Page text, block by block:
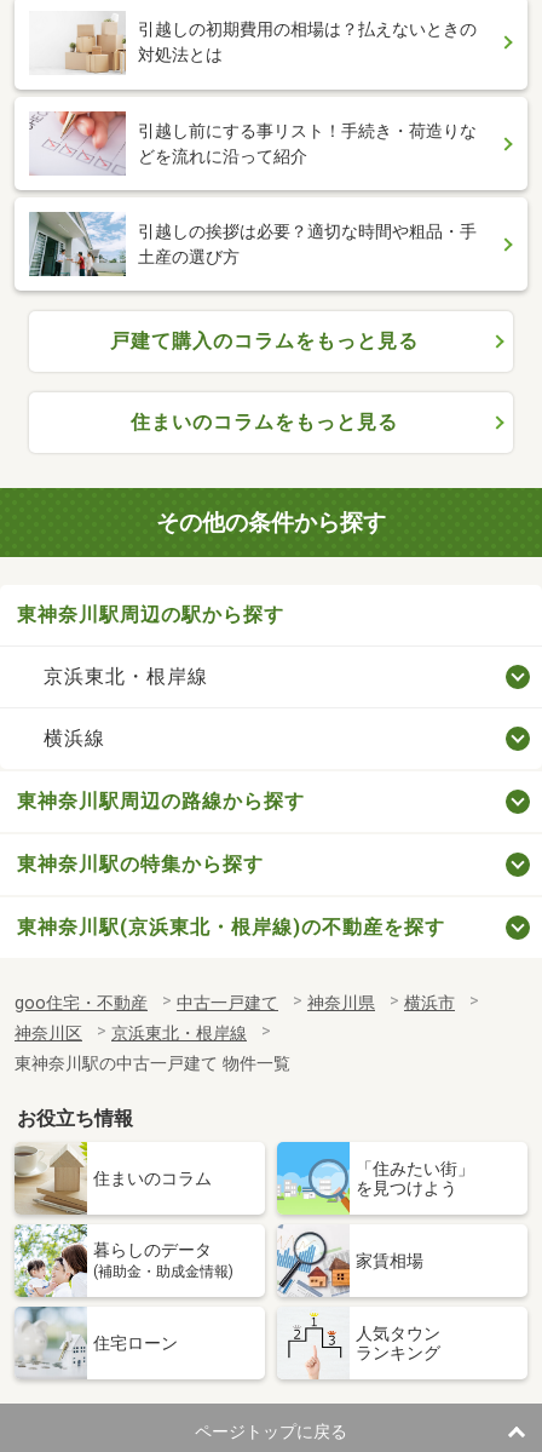
引越しの初期費用の相場は？払えないときの
対処法とは
引越し前にする事リスト！手続き・荷造りな
どを流れに沿って紹介
引越しの挨拶は必要？適切な時間や粗品・手
土産の選び方
戸建て購入のコラムをもっと見る
住まいのコラムをもっと見る
その他の条件から探す
東神奈川駅周辺の駅から探す
京浜東北・根岸線
横浜線
東神奈川駅周辺の路線から探す
東神奈川駅の特集から探す
東神奈川駅(京浜東北・根岸線)の不動産を探す
goo住宅・不動産 中古一戸建て 神奈川県
横浜市
神奈川区
京浜東北・根岸線
東神奈川駅の中古一戸建て 物件一覧
お役立ち情報
住まいのコラム
「住みたい街」
を見つけよう
暮らしのデータ
(補助金・助成金情報)
家賃相場
住宅ローン
人気タウン
ランキング
ページトップに戻る